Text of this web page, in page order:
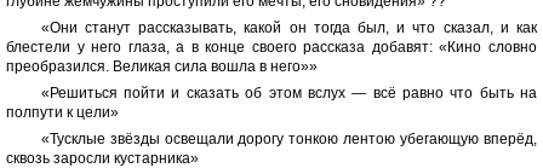
«Они станут рассказывать, какой он тогда был, и что сказал, и как
блестели у него глаза, а в конце своего рассказа добавят: «Кино словно
преобразился. Великая сила вошла в него»»
«Решиться пойти и сказать об этом вслух — всё равно что быть на
полпути к цели»
«Тусклые звёзды освещали дорогу тонкою лентою убегающую вперёд,
сквозь заросли кустарника»